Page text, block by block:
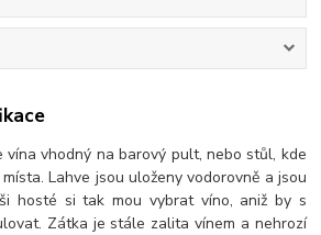
vhodný na barový pult, nebo stůl, kde
Lahve jsou uloženy vodorovně a jsou
hosté si tak mou vybrat víno, aniž by s
Zátka je stále zalita vínem a nehrozí